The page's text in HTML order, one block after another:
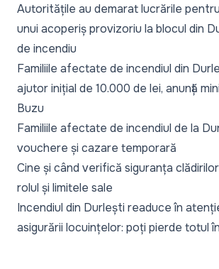
Autoritățile au demarat lucrările
unui acoperiș provizoriu la blocul din
de incendiu
Familiile afectate de incendiul din
ajutor inițial de 10.000 de lei, anunță
Buzu
Familiile afectate de incendiul de la
vouchere și cazare temporară
Cine și când verifică siguranța
rolul și limitele sale
Incendiul din Durlești readuce în
asigurării locuințelor: poți pierde totul